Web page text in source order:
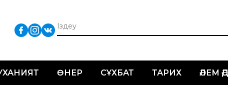
ӨНЕР СҰХБАТ ТАРИХ ӘЛЕМ